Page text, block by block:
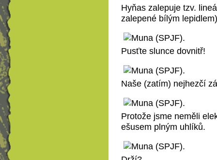
Hyňas zalepuje tzv.
zalepené bílým
Pusťte slunce dovnitř!
Naše (zatím) nejhezčí
Protože jsme neměli
ešusem plným uhlíků.